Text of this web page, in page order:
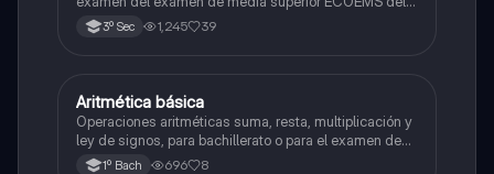
valle de México
3º Sec 1,245 39
Matemáticas
Aritmética básica
Operaciones aritméticas suma, resta, multiplicación y
ley de signos, para bachillerato o para el examen de
admisión a la universidad
1º Bach 696 8